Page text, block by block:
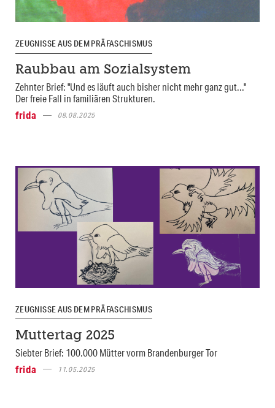
ZEUGNISSE AUS DEM PRÄFASCHISMUS
Raubbau am Sozialsystem
Zehnter Brief: "Und es läuft auch bisher nicht mehr ganz gut..."
Der freie Fall in familiären Strukturen.
frida
08.08.2025
ZEUGNISSE AUS DEM PRÄFASCHISMUS
Muttertag 2025
Siebter Brief: 100.000 Mütter vorm Brandenburger Tor
frida
11.05.2025